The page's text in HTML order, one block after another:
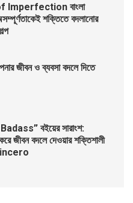
বাংলা
শক্তিতে বদলানোর
জীবন ও ব্যবসা বদলে দিতে
বইয়ের সারাংশ:
জীবন বদলে দেওয়ার শক্তিশালী